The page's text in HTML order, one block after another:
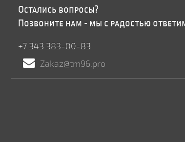
Остались вопросы?
Позвоните нам - мы с радостью
+7 343 383-00-83
Zakaz@tm96.pro